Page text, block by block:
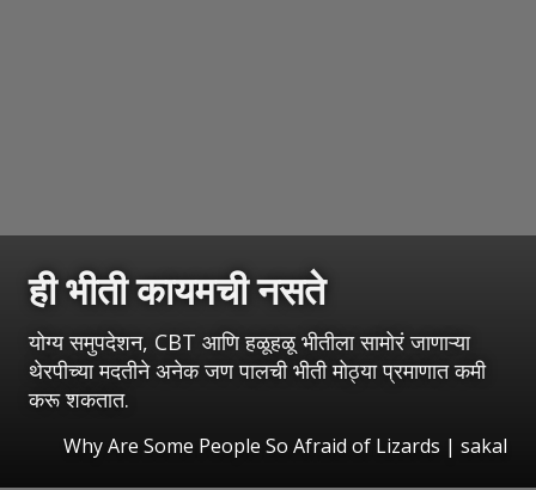
ही भीती कायमची नसते
योग्य समुपदेशन, CBT आणि हळूहळू भीतीला सामोरं जाणाऱ्या
थेरपीच्या मदतीने अनेक जण पालची भीती मोठ्या प्रमाणात कमी
करू शकतात.
Why Are Some People So Afraid of Lizards | sakal